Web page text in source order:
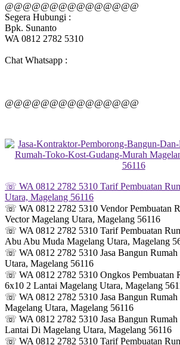
@@@@@@@@@@@@@@@
Segera Hubungi :
Bpk. Sunanto
WA 0812 2782 5310
Chat Whatsapp :
@@@@@@@@@@@@@@@
☏ WA 0812 2782 5310 Tarif Pembuatan
Utara, Magelang 56116
☏ WA 0812 2782 5310 Vendor Pembuatan
Vector Magelang Utara, Magelang 56116
☏ WA 0812 2782 5310 Tarif Pembuatan
Abu Abu Muda Magelang Utara, Magelang
☏ WA 0812 2782 5310 Jasa Bangun Rumah
Utara, Magelang 56116
☏ WA 0812 2782 5310 Ongkos Pembuatan
6x10 2 Lantai Magelang Utara, Magelang
☏ WA 0812 2782 5310 Jasa Bangun Rumah
Magelang Utara, Magelang 56116
☏ WA 0812 2782 5310 Jasa Bangun
Lantai Di Magelang Utara, Magelang 56116
☏ WA 0812 2782 5310 Tarif Pembuatan